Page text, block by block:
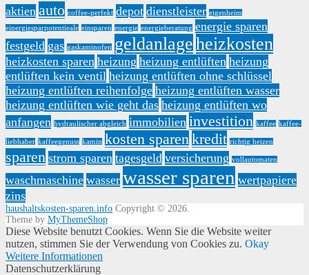
aktien auto coffee-perfekt depot dienstleister eigenheim
einergiesparpotentieale einsparen energie energieberatung energie sparen
festgeld gas gaskaminofen geldanlageheizkosten
heizkosten sparen heizung heizung entlüften heizung
entlüften kein ventil heizung entlüften ohne schlüssel
heizung entlüften reihenfolge heizung entlüften wasser
heizung entlüften wie geht das heizung entlüften wo
anfangen hydraulischer abgleich immobilien investition kaffee kaffee-
liebhaber kaffeegenuss kamin kosten sparen kredit richtig heizen
sparen strom sparen tagesgeld versicherung vollautomaten
waschmaschine wasser wasser sparen wertpapiere
zins
haushaltskosten-sparen.info Copyright © 2026.
Theme by MyThemeShop
Diese Website benutzt Cookies. Wenn Sie die Website weiter
nutzen, stimmen Sie der Verwendung von Cookies zu. Okay
Weitere Informationen
Datenschutzerklärung